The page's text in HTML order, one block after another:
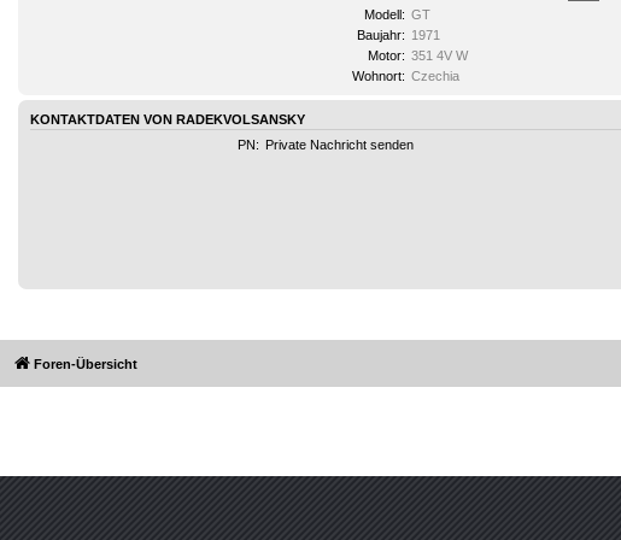
Modell: GT
Baujahr: 1971
Motor: 351 4V W
Wohnort: Czechia
KONTAKTDATEN VON RADEKVOLSANSKY
PN: Private Nachricht senden
Foren-Übersicht